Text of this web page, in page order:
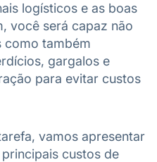
logísticos e as boas
você será capaz não
como também
gargalos e
para evitar custos
vamos apresentar
custos de